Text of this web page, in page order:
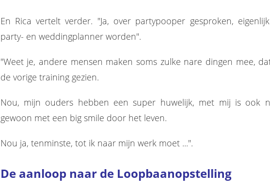
En Rica vertelt verder. "Ja, over partypooper gesproken,
party- en weddingplanner worden".
"Weet je, andere mensen maken soms zulke nare dingen mee,
de vorige training gezien.
Nou, mijn ouders hebben een super huwelijk, met mij is ook
gewoon met een big smile door het leven.
Nou ja, tenminste, tot ik naar mijn werk moet ...".
De aanloop naar de Loopbaanopstelling